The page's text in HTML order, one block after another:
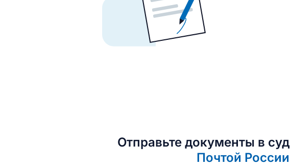
Отправьте документы в суд
Почтой России